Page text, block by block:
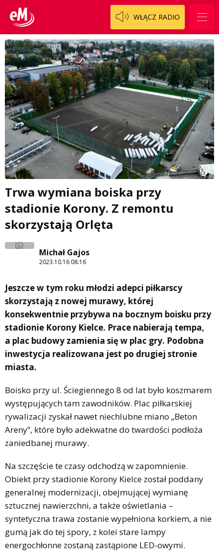
WŁĄCZ RADIO
Trwa wymiana boiska przy
stadionie Korony. Z remontu
skorzystają Orlęta
Michał Gajos
2023.10.16 08:16
Jeszcze w tym roku młodzi adepci piłkarscy
skorzystają z nowej murawy, której
konsekwentnie przybywa na bocznym boisku przy
stadionie Korony Kielce. Prace nabierają tempa,
a plac budowy zamienia się w plac gry. Podobna
inwestycja realizowana jest po drugiej stronie
miasta.
Boisko przy ul. Ściegiennego 8 od lat było koszmarem
występujących tam zawodników. Plac piłkarskiej
rywalizacji zyskał nawet niechlubne miano „Beton
Areny”, które było adekwatne do twardości podłoża
zaniedbanej murawy.
Na szczęście te czasy odchodzą w zapomnienie.
Obiekt przy stadionie Korony Kielce został poddany
generalnej modernizacji, obejmującej wymianę
sztucznej nawierzchni, a także oświetlania –
syntetyczna trawa zostanie wypełniona korkiem, a nie
gumą jak do tej spory, z kolei stare lampy
energochłonne zostaną zastąpione LED-owymi.